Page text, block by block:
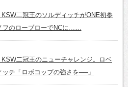
KSW二冠王のソルディッチがONE初参
フのローブローでNCに……
KSW二冠王のニューチャレンジ。ロベ
ッチ「ロボコップの強さを──」